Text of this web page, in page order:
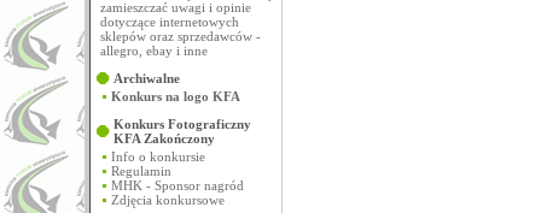
zamieszczać uwagi i opinie
dotyczące internetowych
sklepów oraz sprzedawców -
allegro, ebay i inne
Archiwalne
Konkurs na logo KFA
Konkurs Fotograficzny
KFA Zakończony
Info o konkursie
Regulamin
MHK - Sponsor nagród
Zdjęcia konkursowe